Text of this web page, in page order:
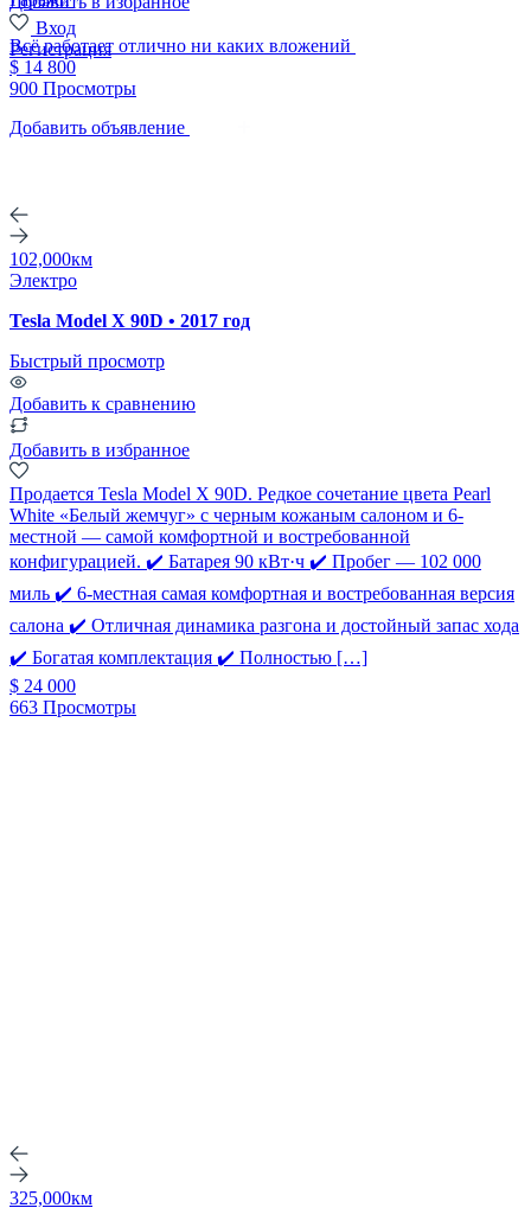
Вход
Регистрация
Добавить объявление
Всё работает отлично ни каких вложений
$ 14 800
900 Просмотры
102,000км
Электро
Tesla Model X 90D • 2017 год
Быстрый просмотр
Добавить к сравнению
Добавить в избранное
Продается Tesla Model X 90D. Редкое сочетание цвета Pearl
White «Белый жемчуг» с черным кожаным салоном и 6-
местной — самой комфортной и востребованной
конфигурацией. ✔️ Батарея 90 кВт·ч ✔️ Пробег — 102 000
миль ✔️ 6-местная самая комфортная и востребованная версия
салона ✔️ Отличная динамика разгона и достойный запас хода
✔️ Богатая комплектация ✔️ Полностью […]
$ 24 000
663 Просмотры
325,000км